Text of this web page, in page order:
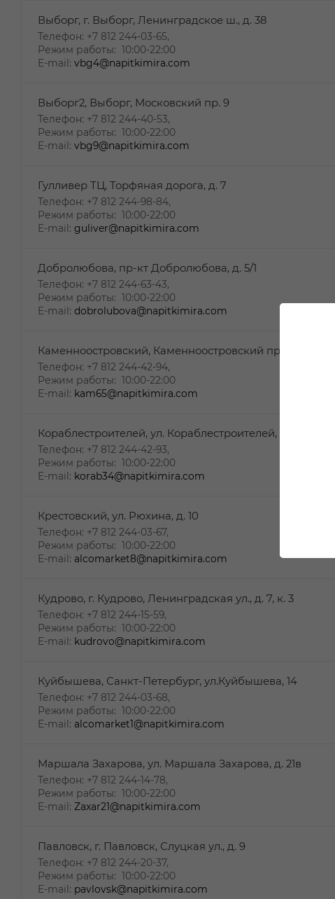
Выборг, г. Выборг, Ленинградское ш., д. 38
Телефон: +7 812 244-03-65,
Режим работы: 10:00-22:00
E-mail: vbg4@napitkimira.com
Выборг2, Выборг, Московский пр. 9
Телефон: +7 812 244-40-53,
Режим работы: 10:00-22:00
E-mail: vbg9@napitkimira.com
Гулливер ТЦ, Торфяная дорога, д. 7
Телефон: +7 812 244-98-84,
Режим работы: 10:00-22:00
E-mail: guliver@napitkimira.com
Добролюбова, пр-кт Добролюбова, д. 5/1
Телефон: +7 812 244-63-43,
Режим работы: 10:00-22:00
E-mail: dobrolubova@napitkimira.com
Каменноостровский, Каменноостровский пр-кт, д. 65
Телефон: +7 812 244-42-94,
Режим работы: 10:00-22:00
E-mail: kam65@napitkimira.com
Кораблестроителей, ул. Кораблестроителей, д. 34
Телефон: +7 812 244-42-93,
Режим работы: 10:00-22:00
E-mail: korab34@napitkimira.com
Крестовский, ул. Рюхина, д. 10
Телефон: +7 812 244-03-67,
Режим работы: 10:00-22:00
E-mail: alcomarket8@napitkimira.com
Кудрово, г. Кудрово, Ленинградская ул., д. 7, к. 3
Телефон: +7 812 244-15-59,
Режим работы: 10:00-22:00
E-mail: kudrovo@napitkimira.com
Куйбышева, Санкт-Петербург, ул.Куйбышева, 14
Телефон: +7 812 244-03-68,
Режим работы: 10:00-22:00
E-mail: alcomarket1@napitkimira.com
Маршала Захарова, ул. Маршала Захарова, д. 21в
Телефон: +7 812 244-14-78,
Режим работы: 10:00-22:00
E-mail: Zaxar21@napitkimira.com
Павловск, г. Павловск, Слуцкая ул., д. 9
Телефон: +7 812 244-20-37,
Режим работы: 10:00-22:00
E-mail: pavlovsk@napitkimira.com